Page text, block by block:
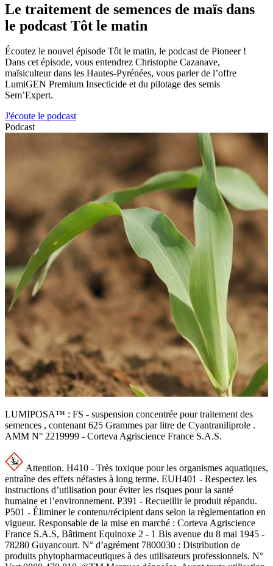
Le traitement de semences de maïs dans
le podcast Tôt le matin
Écoutez le nouvel épisode Tôt le matin, le podcast de Pioneer !
Dans cet épisode, vous entendrez Christophe Cazanave,
maïsiculteur dans les Hautes-Pyrénées, vous parler de l’offre
LumiGEN Premium Insecticide et du pilotage des semis
Sem’Expert.
J'écoute le podcast
Podcast
LUMIPOSA™ : FS - suspension concentrée pour traitement des
semences , contenant 625 Grammes par litre de Cyantraniliprole .
AMM N° 2219999 - Corteva Agriscience France S.A.S.
Attention. H410 - Très toxique pour les organismes aquatiques,
entraîne des effets néfastes à long terme. EUH401 - Respectez les
instructions d’utilisation pour éviter les risques pour la santé
humaine et l’environnement. P391 - Recueillir le produit répandu.
P501 - Éliminer le contenu/récipient dans selon la règlementation en
vigueur. Responsable de la mise en marché : Corteva Agriscience
France S.A.S, Bâtiment Equinoxe 2 - 1 Bis avenue du 8 mai 1945 -
78280 Guyancourt. N° d’agrément 7800030 : Distribution de
produits phytopharmaceutiques à des utilisateurs professionnels. N°